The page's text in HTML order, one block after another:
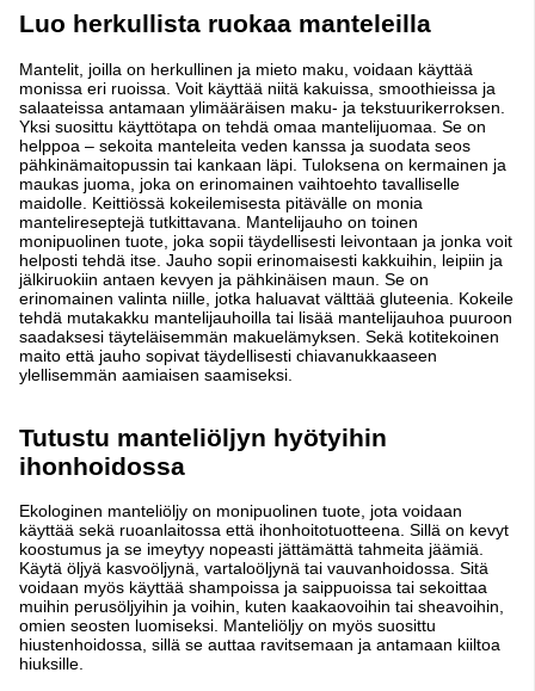
Luo herkullista ruokaa manteleilla
Mantelit, joilla on herkullinen ja mieto maku, voidaan käyttää
monissa eri ruoissa. Voit käyttää niitä kakuissa, smoothieissa ja
salaateissa antamaan ylimääräisen maku- ja tekstuurikerroksen.
Yksi suosittu käyttötapa on tehdä omaa mantelijuomaa. Se on
helppoa – sekoita manteleita veden kanssa ja suodata seos
pähkinämaitopussin tai kankaan läpi. Tuloksena on kermainen ja
maukas juoma, joka on erinomainen vaihtoehto tavalliselle
maidolle. Keittiössä kokeilemisesta pitävälle on monia
mantelireseptejä tutkittavana. Mantelijauho on toinen
monipuolinen tuote, joka sopii täydellisesti leivontaan ja jonka voit
helposti tehdä itse. Jauho sopii erinomaisesti kakkuihin, leipiin ja
jälkiruokiin antaen kevyen ja pähkinäisen maun. Se on
erinomainen valinta niille, jotka haluavat välttää gluteenia. Kokeile
tehdä mutakakku mantelijauhoilla tai lisää mantelijauhoa puuroon
saadaksesi täyteläisemmän makuelämyksen. Sekä kotitekoinen
maito että jauho sopivat täydellisesti chiavanukkaaseen
ylellisemmän aamiaisen saamiseksi.
Tutustu manteliöljyn hyötyihin
ihonhoidossa
Ekologinen manteliöljy on monipuolinen tuote, jota voidaan
käyttää sekä ruoanlaitossa että ihonhoitotuotteena. Sillä on kevyt
koostumus ja se imeytyy nopeasti jättämättä tahmeita jäämiä.
Käytä öljyä kasvoöljynä, vartaloöljynä tai vauvanhoidossa. Sitä
voidaan myös käyttää shampoissa ja saippuoissa tai sekoittaa
muihin perusöljyihin ja voihin, kuten kaakaovoihin tai sheavoihin,
omien seosten luomiseksi. Manteliöljy on myös suosittu
hiustenhoidossa, sillä se auttaa ravitsemaan ja antamaan kiiltoa
hiuksille.